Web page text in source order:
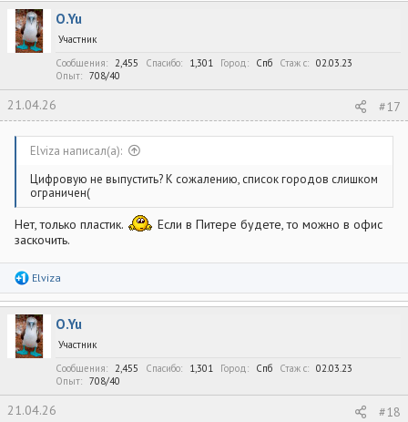
O.Yu
Участник
Сообщения
2,455 Спасибо 1,301 Город Спб Стаж c
02.03.23
Опыт
708/40
21.04.26 #17
Elviza написал(а):
Цифровую не выпустить? К сожалению, список городов слишком
ограничен(
Нет, только пластик.
Если в Питере будете, то можно в офис
заскочить.
Р
а
к
ц
и
и
Elviza
O.Yu
Участник
Сообщения
2,455 Спасибо 1,301 Город Спб Стаж c
02.03.23
Опыт
708/40
21.04.26 #18